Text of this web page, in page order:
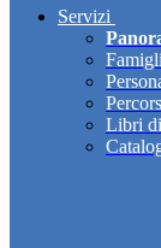
Servizi
Libri